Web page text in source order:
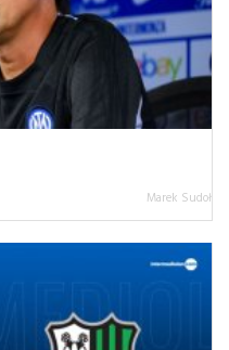
Marek Sudoł